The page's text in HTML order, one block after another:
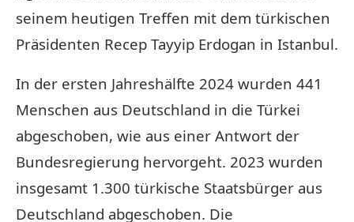
seinem heutigen Treffen mit dem türkischen
Präsidenten Recep Tayyip Erdogan in Istanbul.
In der ersten Jahreshälfte 2024 wurden 441
Menschen aus Deutschland in die Türkei
abgeschoben, wie aus einer Antwort der
Bundesregierung hervorgeht. 2023 wurden
insgesamt 1.300 türkische Staatsbürger aus
Deutschland abgeschoben. Die